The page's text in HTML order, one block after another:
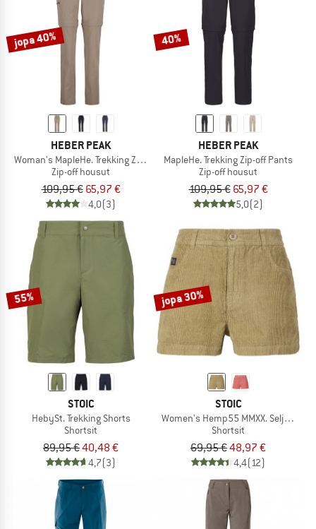
jopa 40%
HEBER PEAK
Woman's MapleHe. Trekking Zip-off Pants
Zip-off housut
109,95 € 65,97 €
4,0(3)
40%
HEBER PEAK
MapleHe. Trekking Zip-off Pants
Zip-off housut
109,95 € 65,97 €
5,0(2)
55%
STOIC
HebySt. Trekking Shorts
Shortsit
89,95 €40,48 €
4,7(3)
jopa 30%
STOIC
Women's Hemp55 MMXX. Selja Cord
Shortsit
69,95 €48,97 €
4,4(12)